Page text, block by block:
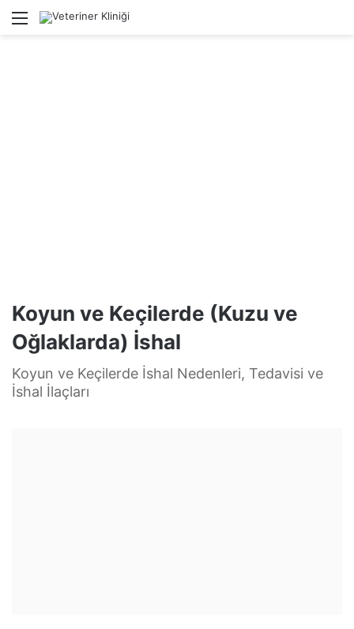
Menü
Koyun ve Keçilerde (Kuzu ve
Oğlaklarda) İshal
Koyun ve Keçilerde İshal Nedenleri, Tedavisi ve
İshal İlaçları